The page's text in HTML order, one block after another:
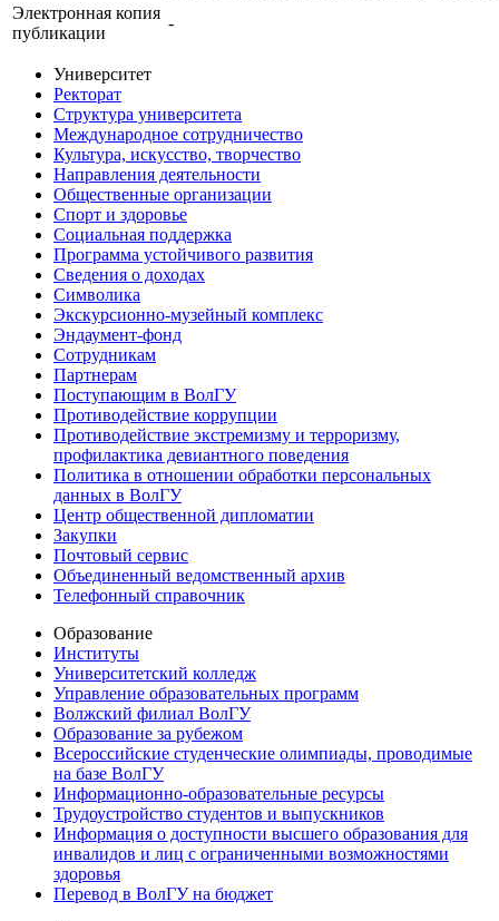
Электронная копия
публикации
-
Университет
Ректорат
Структура университета
Международное сотрудничество
Культура, искусство, творчество
Направления деятельности
Общественные организации
Спорт и здоровье
Социальная поддержка
Программа устойчивого развития
Сведения о доходах
Символика
Экскурсионно-музейный комплекс
Эндаумент-фонд
Сотрудникам
Партнерам
Поступающим в ВолГУ
Противодействие коррупции
Противодействие экстремизму и терроризму,
профилактика девиантного поведения
Политика в отношении обработки персональных
данных в ВолГУ
Центр общественной дипломатии
Закупки
Почтовый сервис
Объединенный ведомственный архив
Телефонный справочник
Образование
Институты
Университетский колледж
Управление образовательных программ
Волжский филиал ВолГУ
Образование за рубежом
Всероссийские студенческие олимпиады, проводимые
на базе ВолГУ
Информационно-образовательные ресурсы
Трудоустройство студентов и выпускников
Информация о доступности высшего образования для
инвалидов и лиц с ограниченными возможностями
здоровья
Перевод в ВолГУ на бюджет